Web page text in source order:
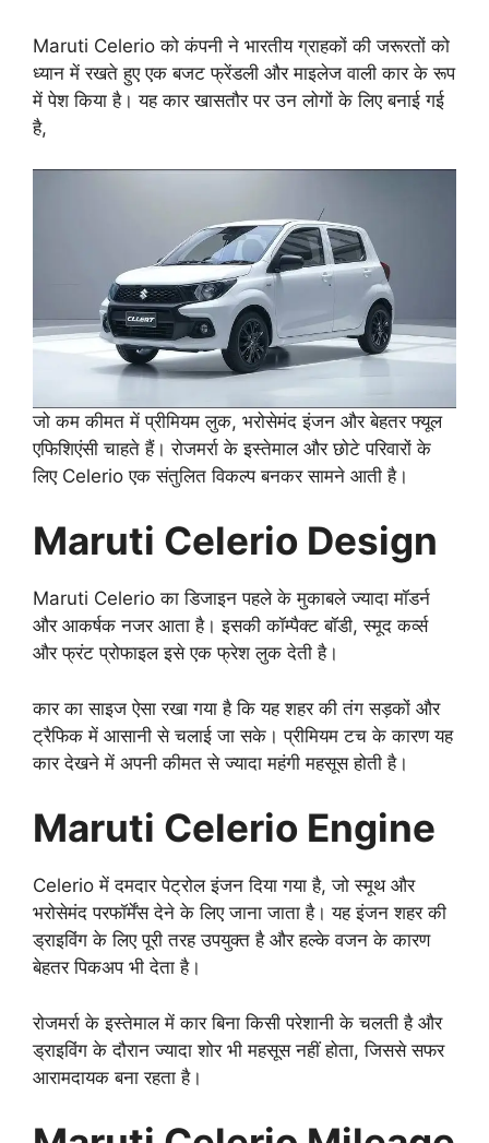
Maruti Celerio को कंपनी ने भारतीय ग्राहकों की जरूरतों को
ध्यान में रखते हुए एक बजट फ्रेंडली और माइलेज वाली कार के रूप
में पेश किया है। यह कार खासतौर पर उन लोगों के लिए बनाई गई
है,
जो कम कीमत में प्रीमियम लुक, भरोसेमंद इंजन और बेहतर फ्यूल
एफिशिएंसी चाहते हैं। रोजमर्रा के इस्तेमाल और छोटे परिवारों के
लिए Celerio एक संतुलित विकल्प बनकर सामने आती है।
Maruti Celerio Design
Maruti Celerio का डिजाइन पहले के मुकाबले ज्यादा मॉडर्न
और आकर्षक नजर आता है। इसकी कॉम्पैक्ट बॉडी, स्मूद कर्व्स
और फ्रंट प्रोफाइल इसे एक फ्रेश लुक देती है।
कार का साइज ऐसा रखा गया है कि यह शहर की तंग सड़कों और
ट्रैफिक में आसानी से चलाई जा सके। प्रीमियम टच के कारण यह
कार देखने में अपनी कीमत से ज्यादा महंगी महसूस होती है।
Maruti Celerio Engine
Celerio में दमदार पेट्रोल इंजन दिया गया है, जो स्मूथ और
भरोसेमंद परफॉर्मेंस देने के लिए जाना जाता है। यह इंजन शहर की
ड्राइविंग के लिए पूरी तरह उपयुक्त है और हल्के वजन के कारण
बेहतर पिकअप भी देता है।
रोजमर्रा के इस्तेमाल में कार बिना किसी परेशानी के चलती है और
ड्राइविंग के दौरान ज्यादा शोर भी महसूस नहीं होता, जिससे सफर
आरामदायक बना रहता है।